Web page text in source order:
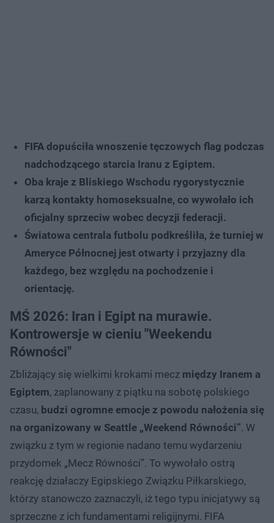
FIFA dopuściła wnoszenie tęczowych flag podczas
nadchodzącego starcia Iranu z Egiptem.
Oba kraje z Bliskiego Wschodu rygorystycznie
karzą kontakty homoseksualne, co wywołało ich
oficjalny sprzeciw wobec decyzji federacji.
Światowa centrala futbolu podkreśliła, że turniej w
Ameryce Północnej jest otwarty i przyjazny dla
każdego, bez względu na pochodzenie i
orientację.
MŚ 2026: Iran i Egipt na murawie.
Kontrowersje w cieniu "Weekendu
Równości"
Zbliżający się wielkimi krokami mecz między Iranem a
Egiptem, zaplanowany z piątku na sobotę polskiego
czasu, budzi ogromne emocje z powodu nałożenia się
na organizowany w Seattle „Weekend Równości”. W
związku z tym w regionie nadano temu wydarzeniu
przydomek „Mecz Równości”. To wywołało ostrą
reakcję działaczy Egipskiego Związku Piłkarskiego,
którzy stanowczo zaznaczyli, iż tego typu inicjatywy są
sprzeczne z ich fundamentami religijnymi. FIFA